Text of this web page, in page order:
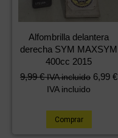
Alfombrilla delantera
derecha SYM MAXSYM
400cc 2015
9,99€ IVA incluido 6,99 €
IVA incluido
Comprar